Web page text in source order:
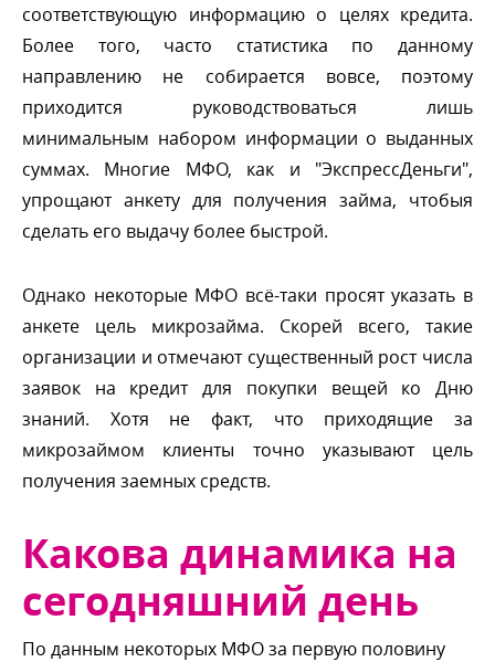
соответствующую информацию о целях кредита.
Более того, часто статистика по данному
направлению не собирается вовсе, поэтому
приходится руководствоваться лишь
минимальным набором информации о выданных
суммах. Многие МФО, как и "ЭкспрессДеньги",
упрощают анкету для получения займа, чтобыя
сделать его выдачу более быстрой.
Однако некоторые МФО всё-таки просят указать
анкете цель микрозайма. Скорей всего, такие
организации и отмечают существенный рост числа
заявок на кредит для покупки вещей ко Дню
знаний. Хотя не факт, что приходящие за
микрозаймом клиенты точно указывают цель
получения заемных средств.
Какова динамика на
сегодняшний день
По данным некоторых МФО за первую половину